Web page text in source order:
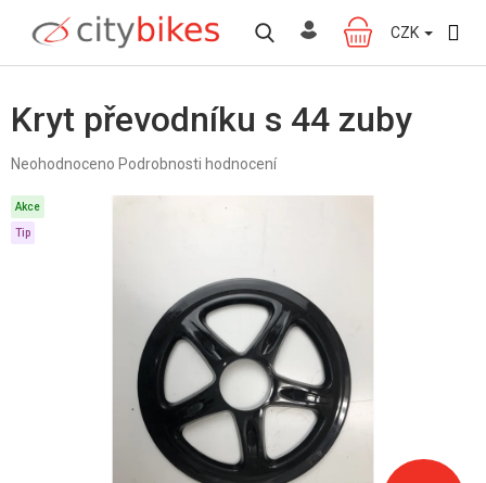
obsah
NÁKUPNÍ
KOŠÍK
CZK
Kryt převodníku s 44 zuby
Průměrné
produktu
je
0,0
Neohodnoceno Podrobnosti hodnocení
Akce
Tip